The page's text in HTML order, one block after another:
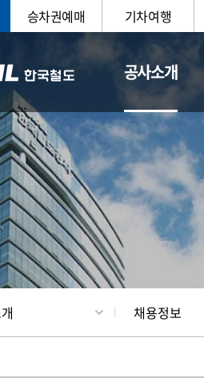
승차권예매 기차여행
공사소개
일반현황
채용정보